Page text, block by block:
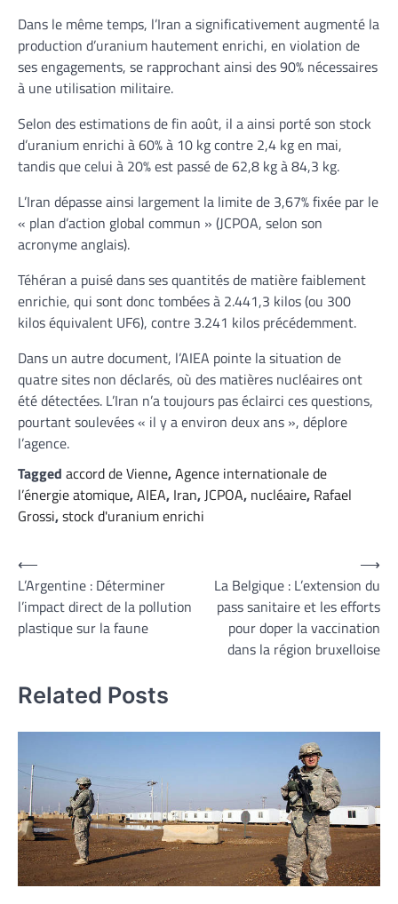
Dans le même temps, l’Iran a significativement augmenté la
production d’uranium hautement enrichi, en violation de
ses engagements, se rapprochant ainsi des 90% nécessaires
à une utilisation militaire.
Selon des estimations de fin août, il a ainsi porté son stock
d’uranium enrichi à 60% à 10 kg contre 2,4 kg en mai,
tandis que celui à 20% est passé de 62,8 kg à 84,3 kg.
L’Iran dépasse ainsi largement la limite de 3,67% fixée par le
« plan d’action global commun » (JCPOA, selon son
acronyme anglais).
Téhéran a puisé dans ses quantités de matière faiblement
enrichie, qui sont donc tombées à 2.441,3 kilos (ou 300
kilos équivalent UF6), contre 3.241 kilos précédemment.
Dans un autre document, l’AIEA pointe la situation de
quatre sites non déclarés, où des matières nucléaires ont
été détectées. L’Iran n’a toujours pas éclairci ces questions,
pourtant soulevées « il y a environ deux ans », déplore
l’agence.
Tagged accord de Vienne,Agence internationale de
l’énergie atomique,AIEA, Iran,JCPOA, nucléaire, Rafael
Grossi,stock d'uranium enrichi
Navigation
de
l’article
⟵
L’Argentine : Déterminer
l’impact direct de la pollution
plastique sur la faune
La Belgique : L’extension du
pass sanitaire et les efforts
pour doper la vaccination
dans la région bruxelloise
⟶
Related Posts